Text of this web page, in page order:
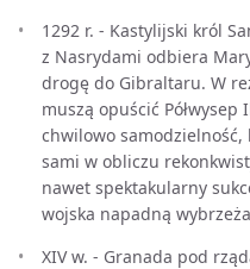
1292 r. - Kastylijski król
z Nasrydami odbiera
drogę do Gibraltaru. W
muszą opuścić
chwilowo samodzielność,
sami w obliczu
nawet spektakularny
wojska napadną
XIV w. - Granada pod